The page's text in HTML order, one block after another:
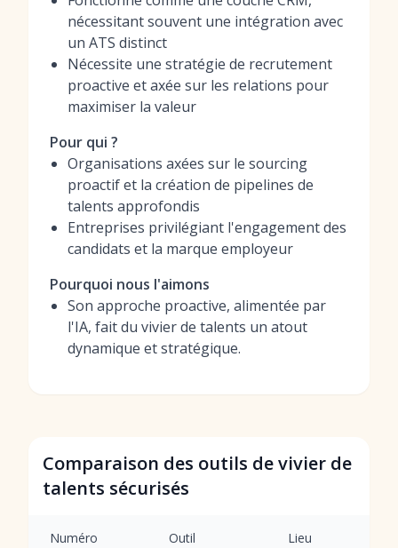
nécessitant souvent une intégration avec
un ATS distinct
Nécessite une stratégie de recrutement
proactive et axée sur les relations pour
maximiser la valeur
Pour qui ?
Organisations axées sur le sourcing
proactif et la création de pipelines de
talents approfondis
Entreprises privilégiant l'engagement des
candidats et la marque employeur
Pourquoi nous l'aimons
Son approche proactive, alimentée par
l'IA, fait du vivier de talents un atout
dynamique et stratégique.
Comparaison des outils de vivier de
talents sécurisés
Numéro Outil Lieu